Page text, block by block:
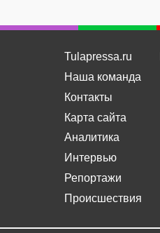
Tulapressa.ru
Наша команда
Контакты
Карта сайта
Аналитика
Интервью
Репортажи
Происшествия